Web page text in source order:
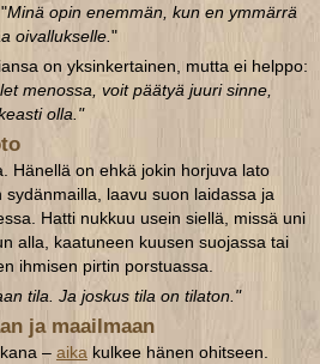
Minä opin enemmän, kun en ymmärrä
oivallukselle. "
on yksinkertainen, mutta ei helppo:
menossa, voit päätyä juuri sinne,
olla."
Hänellä on ehkä jokin horjuva lato
sydänmailla, laavu suon laidassa ja
Hatti nukkuu usein siellä, missä uni
alla, kaatuneen kuusen suojassa tai
ihmisen pirtin porstuassa.
tila. Ja joskus tila on tilaton."
ja maailmaan
– aika kulkee hänen ohitseen.